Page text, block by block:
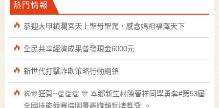
熱門情報
恭迎大甲鎮瀾宮天上聖母聖駕，感念媽祖福澤天下
全民共享經濟成果普發現金6000元
新世代打擊詐欺策略行動綱領
㊗🎊狂賀~👏👏👏 🎊 本鄉新生村陳晉祥同學勇奪#第53屆
全國技能競賽造園景觀職類銅牌獎🏆 。